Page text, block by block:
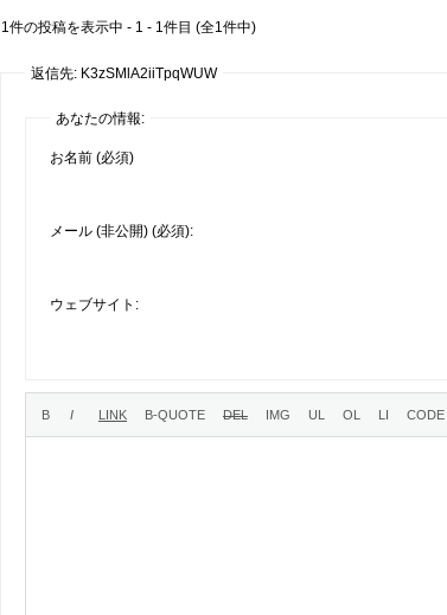
1件の投稿を表示中 - 1 - 1件目 (全1件中)
返信先: K3zSMlA2iiTpqWUW
あなたの情報:
お名前 (必須)
メール (非公開) (必須):
ウェブサイト: